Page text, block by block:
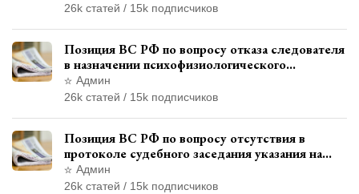
26k статей / 15k подписчиков
Позиция ВС РФ по вопросу отказа следователя
в назначении психофизиологического
исследования показаний обвиняемой с
использованием полиграфа
Админ
26k статей / 15k подписчиков
Позиция ВС РФ по вопросу отсутствия в
протоколе судебного заседания указания на
возможность выступления в прениях сторон
при наличии аудиозаписи
Админ
26k статей / 15k подписчиков